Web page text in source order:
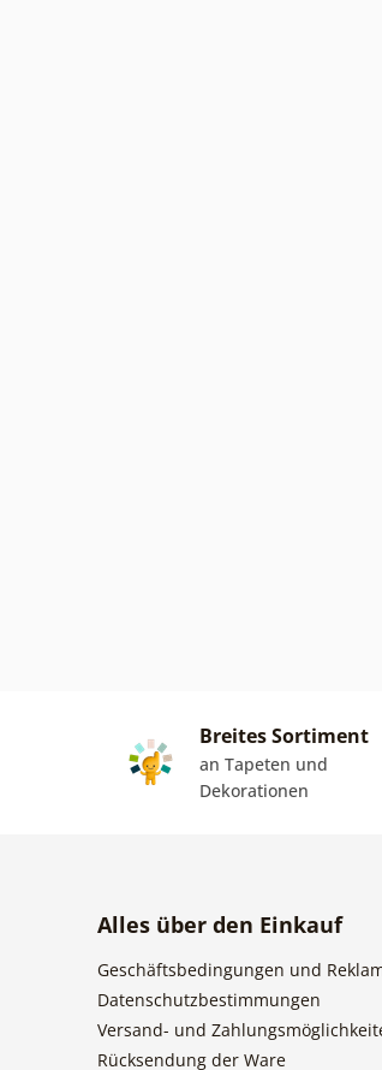
Breites Sortiment
an Tapeten und
Dekorationen
Alles über den Einkauf
Geschäftsbedingungen und
Datenschutzbestimmungen
Versand- und
Rücksendung der Ware